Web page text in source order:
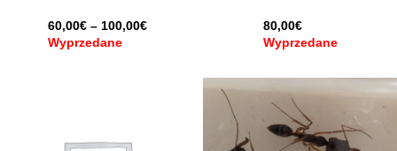
60,00€ – 100,00€
Wyprzedane
80,00€
Wyprzedane